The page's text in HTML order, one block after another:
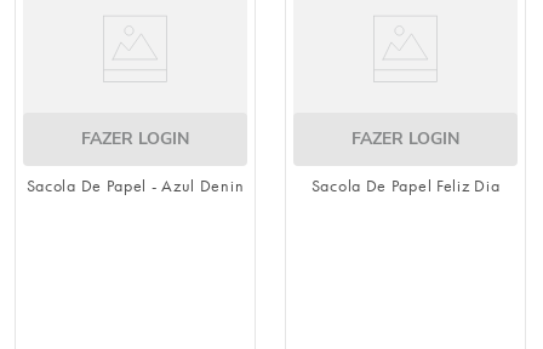
FAZER LOGIN
Sacola De Papel - Azul Denin
FAZER LOGIN
Sacola De Papel Feliz Dia